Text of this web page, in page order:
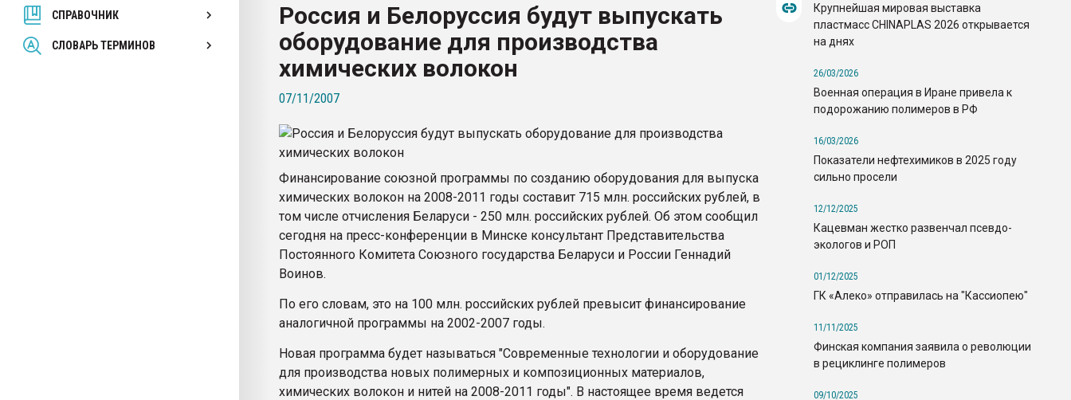
СПРАВОЧНИК
СЛОВАРЬ ТЕРМИНОВ
ситуацией на строительном рынке
Всё, что касается выдува ПЭТ
бутылок
ПЕРЕЙТИ НА ФОРУМ
Россия и Белоруссия будут выпускать
оборудование для производства
химических волокон
07/11/2007
Финансирование союзной программы по созданию оборудования для выпуска
химических волокон на 2008-2011 годы составит 715 млн. российских рублей, в
том числе отчисления Беларуси - 250 млн. российских рублей. Об этом сообщил
сегодня на пресс-конференции в Минске консультант Представительства
Постоянного Комитета Союзного государства Беларуси и России Геннадий
Воинов.
По его словам, это на 100 млн. российских рублей превысит финансирование
аналогичной программы на 2002-2007 годы.
Новая программа будет называться "Современные технологии и оборудование
для производства новых полимерных и композиционных материалов,
химических волокон и нитей на 2008-2011 годы". В настоящее время ведется
Крупнейшая мировая выставка
пластмасс CHINAPLAS 2026 открывается
на днях
26/03/2026
Военная операция в Иране привела к
подорожанию полимеров в РФ
16/03/2026
Показатели нефтехимиков в 2025 году
сильно просели
12/12/2025
Кацевман жестко развенчал псевдо-
экологов и РОП
01/12/2025
ГК «Алеко» отправилась на "Кассиопею"
11/11/2025
Финская компания заявила о революции
в рециклинге полимеров
09/10/2025